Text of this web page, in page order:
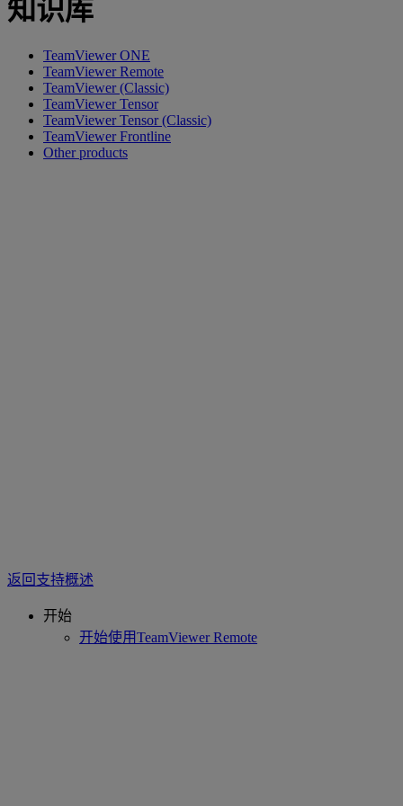
知识库
TeamViewer ONE
TeamViewer Remote
TeamViewer (Classic)
TeamViewer Tensor
TeamViewer Tensor (Classic)
TeamViewer Frontline
Other products
返回支持概述
开始
开始使用TeamViewer Remote